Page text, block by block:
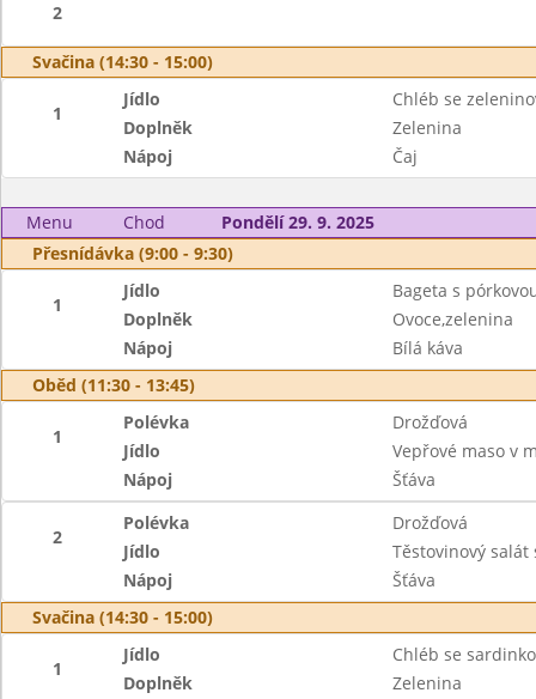
2
Svačina (14:30 - 15:00)
1
Jídlo
Chléb se
Doplněk
Zelenina
Nápoj
Čaj
Menu Chod
Pondělí 29. 9. 2025
Přesnídávka (9:00 - 9:30)
1
Jídlo
Bageta s
Doplněk
Ovoce,zelenina
Nápoj
Bílá káva
Oběd (11:30 - 13:45)
1
Polévka
Drožďová
Jídlo
Vepřové maso v
Nápoj
Šťáva
2
Polévka
Drožďová
Jídlo
Těstovinový salát
Nápoj
Šťáva
Svačina (14:30 - 15:00)
1
Jídlo
Chléb se
Doplněk
Zelenina